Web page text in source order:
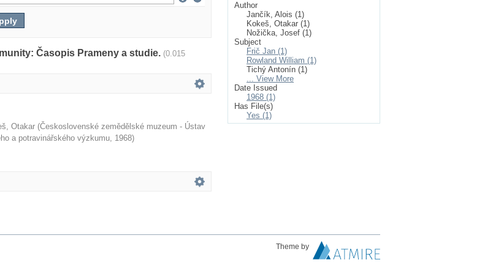
Časopis Prameny a studie. (0.015
Otakar (Československé zemědělské muzeum - Ústav
a potravinářského výzkumu, 1968)
Author
Jančík, Alois (1)
Kokeš, Otakar (1)
Nožička, Josef (1)
Subject
Frič Jan (1)
Rowland William (1)
Tichý Antonín (1)
... View More
Date Issued
1968 (1)
Has File(s)
Yes (1)
Theme by